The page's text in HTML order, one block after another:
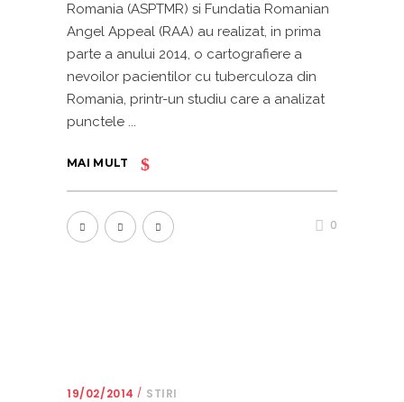
Romania (ASPTMR) si Fundatia Romanian
Angel Appeal (RAA) au realizat, in prima
parte a anului 2014, o cartografiere a
nevoilor pacientilor cu tuberculoza din
Romania, printr-un studiu care a analizat
punctele
MAI MULT
0
19/02/2014 STIRI